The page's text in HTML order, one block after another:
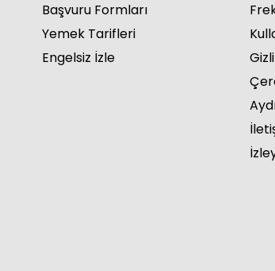
Başvuru Formları
Yemek Tarifleri
Engelsiz İzle